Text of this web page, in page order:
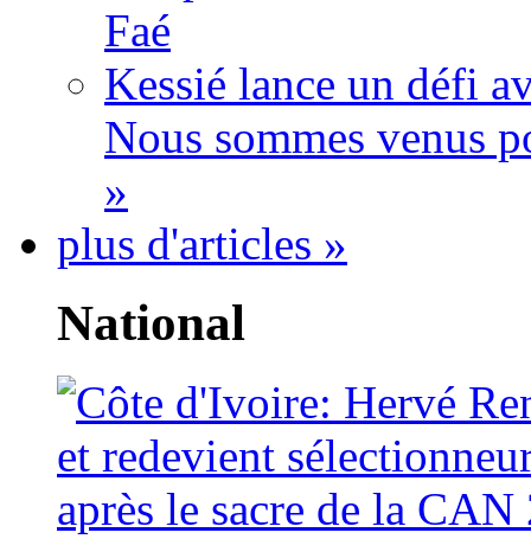
Faé
Kessié lance un défi
Nous sommes venus
»
plus d'articles »
National